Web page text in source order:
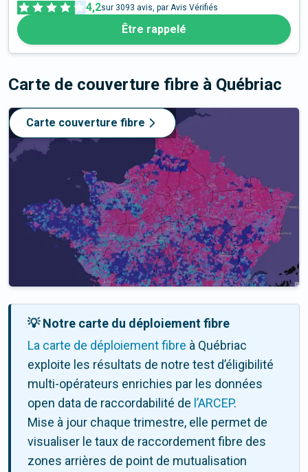
4,2sur 3093 avis, par Avis Vérifiés
Être rappelé
Carte de couverture fibre à Québriac
Carte couverture fibre
💡 Notre carte du déploiement fibre
La carte de déploiement fibre à Québriac
exploite les résultats de notre test d’éligibilité
multi-opérateurs enrichies par les données
open data de raccordabilité de l’ARCEP.
Mise à jour chaque trimestre, elle permet de
visualiser le taux de raccordement fibre des
zones arrières de point de mutualisation